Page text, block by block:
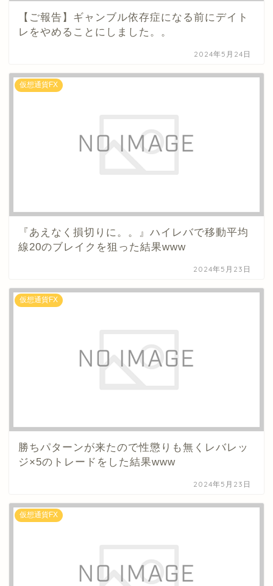
【ご報告】ギャンブル依存症になる前にデイト
レをやめることにしました。。
2024年5月24日
仮想通貨FX
『あえなく損切りに。。』ハイレバで移動平均
線20のブレイクを狙った結果www
2024年5月23日
仮想通貨FX
勝ちパターンが来たので性懲りも無くレバレッ
ジ×5のトレードをした結果www
2024年5月23日
仮想通貨FX